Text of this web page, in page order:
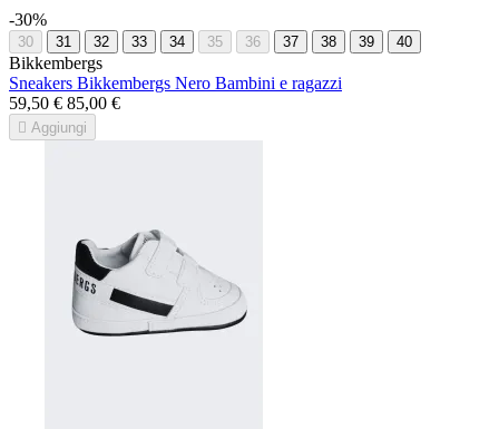
-30%
30 31 32 33 34 35 36 37 38 39 40
Bikkembergs
Sneakers Bikkembergs Nero Bambini e ragazzi
59,50 € 85,00 €
 Aggiungi